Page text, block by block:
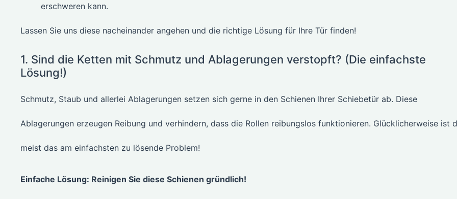
erschweren kann.
Lassen Sie uns diese nacheinander angehen und die richtige Lösung für Ihre Tür finden!
1. Sind die Ketten mit Schmutz und Ablagerungen verstopft? (Die einfachste
Lösung!)
Schmutz, Staub und allerlei Ablagerungen setzen sich gerne in den Schienen Ihrer Schiebetür ab. Diese
Ablagerungen erzeugen Reibung und verhindern, dass die Rollen reibungslos funktionieren. Glücklicherweise ist
meist das am einfachsten zu lösende Problem!
Einfache Lösung: Reinigen Sie diese Schienen gründlich!